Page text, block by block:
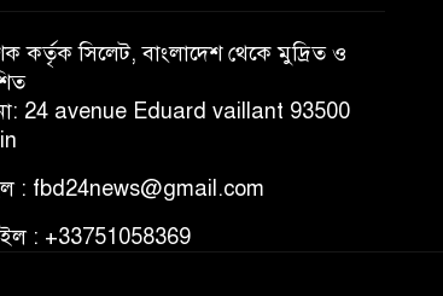
কর্তৃক সিলেট, বাংলাদেশ থেকে মুদ্রিত ও
24 avenue Eduard vaillant 93500
: fbd24news@gmail.com
: +33751058369